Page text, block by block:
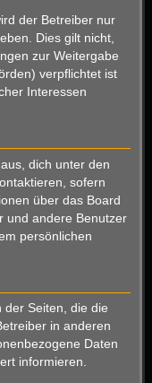
der Betreiber nur
Dies gilt nicht,
zur Weitergabe
verpflichtet ist
Interessen
dich unter den
sofern
über das Board
und andere Benutzer
persönlichen
der Seiten, die die
in anderen
Daten
informieren.